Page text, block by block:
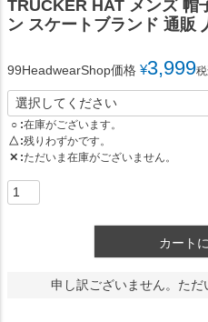
TRUCKER HAT メンズ 帽
ン スケートブランド 通販
99HeadwearShop価格 ¥3,999
○ 在庫がございます。
△ 残りわずかです。
✕ ただいま在庫がございません。
カート
申し訳ございません。ただ